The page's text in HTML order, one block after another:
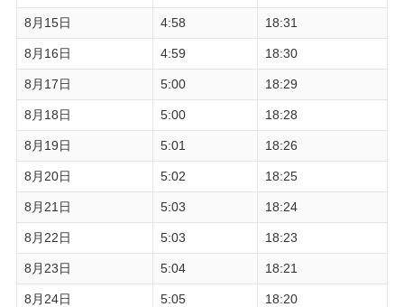
8月15日 4:58 18:31
8月16日 4:59 18:30
8月17日 5:00 18:29
8月18日 5:00 18:28
8月19日 5:01 18:26
8月20日 5:02 18:25
8月21日 5:03 18:24
8月22日 5:03 18:23
8月23日 5:04 18:21
8月24日 5:05 18:20